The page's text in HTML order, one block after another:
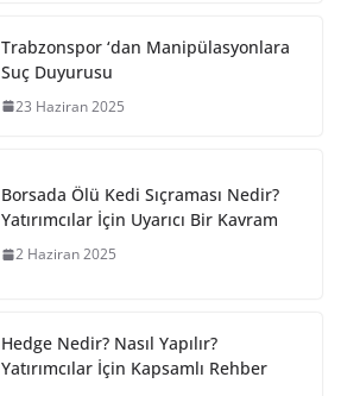
Trabzonspor ‘dan Manipülasyonlara
Suç Duyurusu
23 Haziran 2025
Borsada Ölü Kedi Sıçraması Nedir?
Yatırımcılar İçin Uyarıcı Bir Kavram
2 Haziran 2025
Hedge Nedir? Nasıl Yapılır?
Yatırımcılar İçin Kapsamlı Rehber